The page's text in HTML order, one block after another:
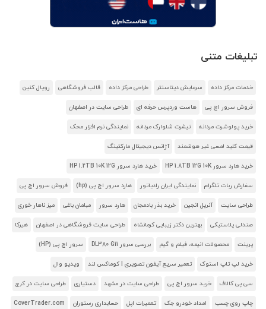
تبلیغات متنی
خدمات مرکز داده سرمایش دیتاسنتر طراحی مرکز داده قالب فروشگاهی رویال کنین
فروش سرور اچ پی هاست وردپرس حرفه ای طراحی سایت در اصفهان
خرید پولوشرت مردانه تیشرت شلوارک مردانه نمایندگی نرم افزار محک
قیمت کلید لمسی غیر هوشمند آژانس دیجیتال مارکتینگ
خرید هارد سرور HP 1.8TB 12G 10K خرید هارد سرور HP 1.2TB 10K 12G
سفارش ربات تلگرام نمایندگی ایران رادیاتور هارد سرور اچ پی (hp) فروش سرور اچ پی
طراحی سایت آنریل انجین خرید بذر بادمجان هارد سرور مبلمان باغی میز ناهار خوری
صندلی پلاستیکی بهترین دکتر زیبایی کرمانشاه طراحی سایت فروشگاهی در اصفهان هیرکا
پرینت محصولات انیمه، فیلم و گیم بررسی سرور DL380 G11 سرور اچ پی (HP)
خرید لپ تاپ استوک تعمیر سریع آیفون تصویری | کوماکس لند ویدیو وال
سی پی کالاف خرید سرور اچ پی طراحی سایت در مشهد دستیاری طراحی سایت در کرج
چاپ روی چسب امداد خودرو جک تعمیرات اپل حسابداری رستوران CoverTrader.com